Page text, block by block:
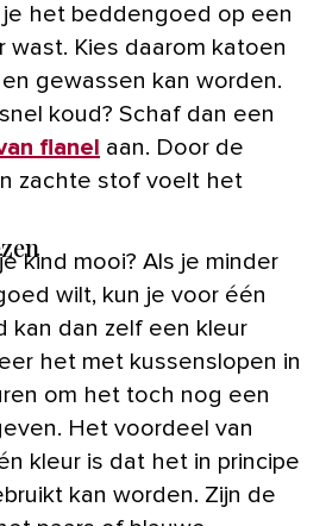
het beddengoed op een
wast. Kies daarom katoen
gewassen kan worden.
koud? Schaf dan een
flanel aan. Door de
zachte stof voelt het
kind mooi? Als je minder
wilt, kun je voor één
kan dan zelf een kleur
het met kussenslopen in
om het toch nog een
Het voordeel van
kleur is dat het in principe
kan worden. Zijn de